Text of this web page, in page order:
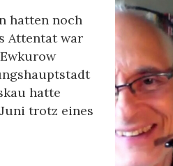
hatten noch
Attentat war
hatte
trotz eines